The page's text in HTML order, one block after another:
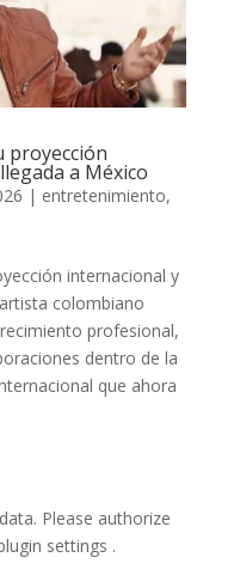
proyección
a México
| entretenimiento,
internacional y
colombiano
profesional,
dentro de la
que ahora
Please authorize
settings .